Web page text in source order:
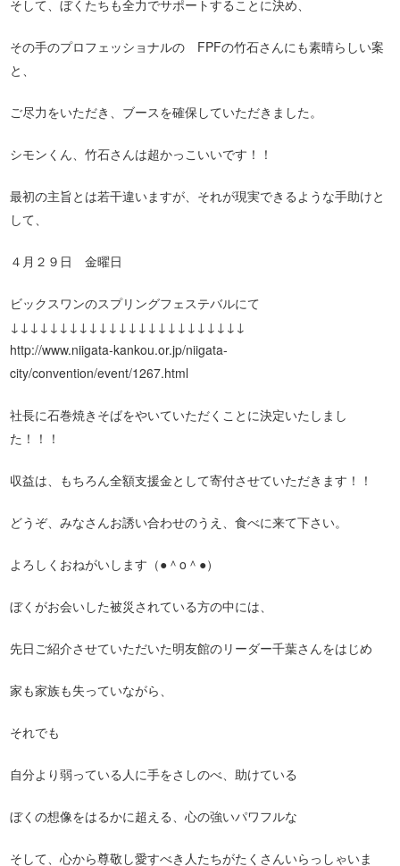
そして、ぼくたちも全力でサポートすることに決め、
その手のプロフェッショナルの FPFの竹石さんにも素晴らしい案
と、
ご尽力をいただき、ブースを確保していただきました。
シモンくん、竹石さんは超かっこいいです！！
最初の主旨とは若干違いますが、それが現実できるような手助けと
して、
４月２９日 金曜日
ビックスワンのスプリングフェステバルにて
↓↓↓↓↓↓↓↓↓↓↓↓↓↓↓↓↓↓↓↓↓↓↓↓
http://www.niigata-kankou.or.jp/niigata-
city/convention/event/1267.html
社長に石巻焼きそばをやいていただくことに決定いたしまし
た！！！
収益は、もちろん全額支援金として寄付させていただきます！！
どうぞ、みなさんお誘い合わせのうえ、食べに来て下さい。
よろしくおねがいします（●＾o＾●）
ぼくがお会いした被災されている方の中には、
先日ご紹介させていただいた明友館のリーダー千葉さんをはじめ
家も家族も失っていながら、
それでも
自分より弱っている人に手をさしのべ、助けている
ぼくの想像をはるかに超える、心の強いパワフルな
そして、心から尊敬し愛すべき人たちがたくさんいらっしゃいま